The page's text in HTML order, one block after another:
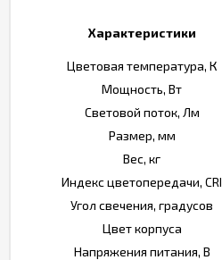
Характеристики
Цветовая температура, К
Мощность, Вт
Световой поток, Лм
Размер, мм
Вес, кг
Индекс цветопередачи, CRI
Угол свечения, градусов
Цвет корпуса
Напряжения питания, В